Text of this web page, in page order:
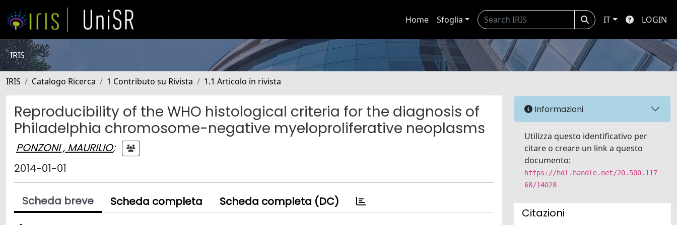
Home Sfoglia IT LOGIN
IRIS
IRIS Catalogo Ricerca 1 Contributo su Rivista 1.1 Articolo in rivista
Reproducibility of the WHO histological criteria for the diagnosis of
Philadelphia chromosome-negative myeloproliferative neoplasms
PONZONI , MAURILIO;
2014-01-01
Scheda breve Scheda completa Scheda completa (DC)
Informazioni
Utilizza questo identificativo per
citare o creare un link a questo
documento:
https://hdl.handle.net/20.500.117
68/14028
Citazioni